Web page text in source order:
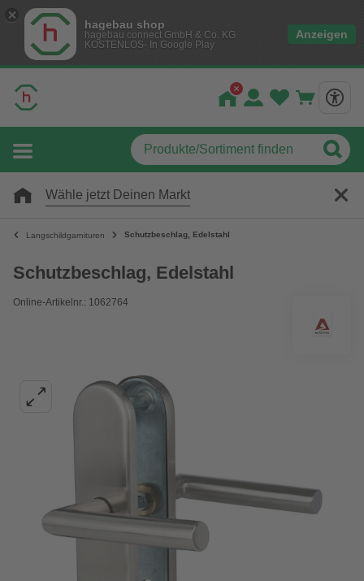
hagebau shop
hagebau connect GmbH & Co. KG
KOSTENLOS- In Google Play
Anzeigen
Wähle jetzt Deinen Markt
Langschildgarnituren Schutzbeschlag, Edelstahl
Schutzbeschlag, Edelstahl
Online-Artikelnr.: 1062764